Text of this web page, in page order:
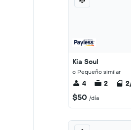
Kia Soul
o Pequeño similar
4 2
$50 /día